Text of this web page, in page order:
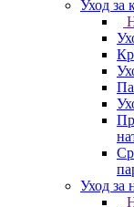
Уход за
Уход за